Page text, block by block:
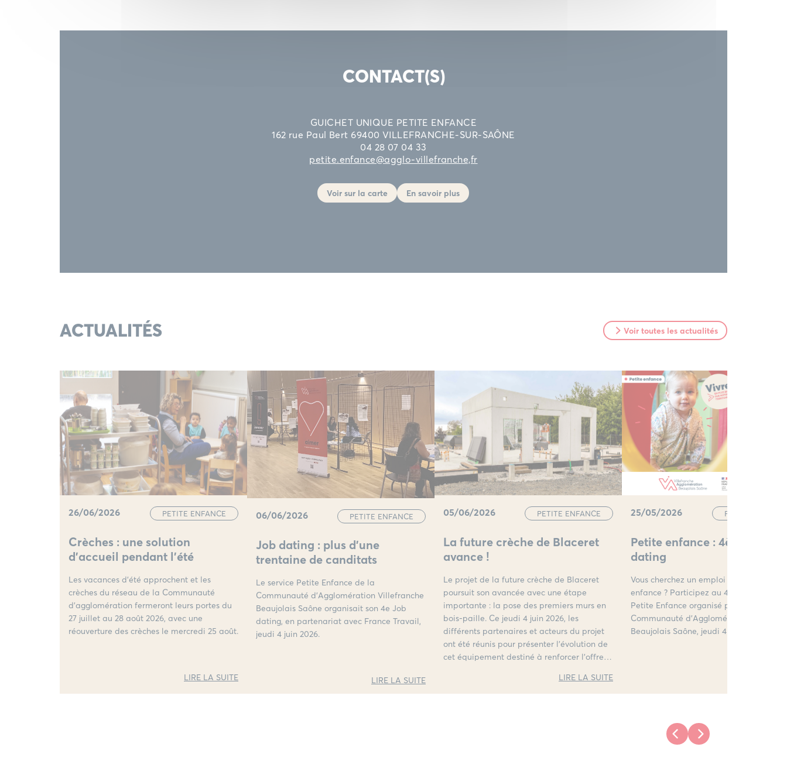
CONTACT(S)
GUICHET UNIQUE PETITE ENFANCE
162 rue Paul Bert 69400 VILLEFRANCHE-SUR-SAÔNE
04 28 07 04 33
petite.enfance@agglo-villefranche,fr
Voir sur la carte En savoir plus
ACTUALITÉS Voir toutes les actualités
26/06/2026 PETITE ENFANCE
Crèches : une solution
d’accueil pendant l’été
Les vacances d'été approchent et les
crèches du réseau de la Communauté
d'agglomération fermeront leurs portes du
27 juillet au 28 août 2026, avec une
réouverture des crèches le mercredi 25 août.
LIRE LA SUITE
06/06/2026 PETITE ENFANCE
Job dating : plus d’une
trentaine de canditats
Le service Petite Enfance de la
Communauté d’Agglomération Villefranche
Beaujolais Saône organisait son 4e Job
dating, en partenariat avec France Travail,
jeudi 4 juin 2026.
LIRE LA SUITE
05/06/2026 PETITE ENFANCE
La future crèche de Blaceret
avance !
Le projet de la future crèche de Blaceret
poursuit son avancée avec une étape
importante : la pose des premiers murs en
bois-paille. Ce jeudi 4 juin 2026, les
différents partenaires et acteurs du projet
ont été réunis pour présenter l’évolution de
cet équipement destiné à renforcer l’offre
LIRE LA SUITE
25/05/2026 PETITE
Petite enfance : 4ème Job
dating
Vous cherchez un emploi dans la petite
enfance ? Participez au 4e Job Dating
Petite Enfance organisé par la
Communauté d’Agglomération
Beaujolais Saône, jeudi 4 juin !